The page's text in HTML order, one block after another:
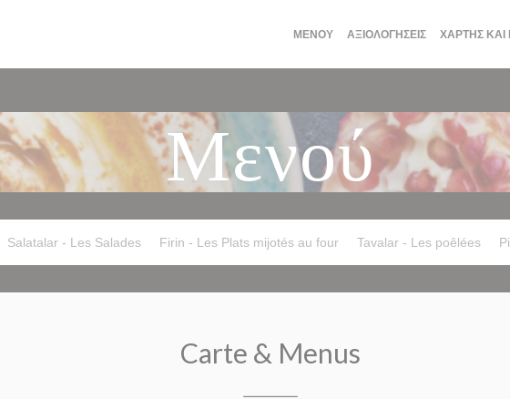
ΜΕΝΟΎ ΑΞΙΟΛΟΓΉΣΕΙΣ ΧΆΡΤΗΣ ΚΑΙ
Μενού
Salatalar - Les Salades Firin - Les Plats mijotés au four Tavalar - Les poêlées
Carte & Menus